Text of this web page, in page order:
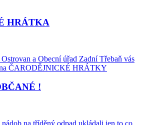
HRÁTKA
a Obecní úřad Zadní Třebaň vás
na ČARODĚJNICKÉ HRÁTKY
!
na tříděný odpad ukládali jen to co